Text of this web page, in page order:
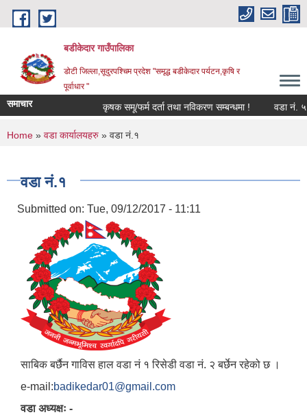
Skip to main content
बडीकेदार गाउँपालिका
डोटी जिल्ला,सूदुरपश्चिम प्रदेश "समृद्ध बडीकेदार पर्यटन,कृषि र
पूर्वाधार "
समाचार कृषक समू/फर्म दर्ता तथा नविकरण सम्बन्धमा ! वडा नं. ५
You are here
Home » वडा कार्यालयहरु » वडा नं.१
वडा नं.१
Submitted on: Tue, 09/12/2017 - 11:11
साबिक बर्छैन गाविस हाल वडा नं १ रिसेडी वडा नं. २ बर्छेन रहेको छ ।
e-mail:badikedar01@gmail.com
वडा अध्यक्षः -